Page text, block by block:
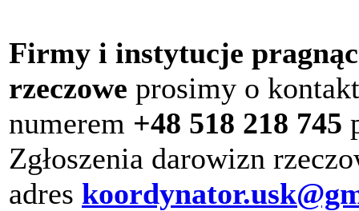
Firmy i instytucje
rzeczowe prosimy o
numerem +48 518 218 745
Zgłoszenia darowizn
adres